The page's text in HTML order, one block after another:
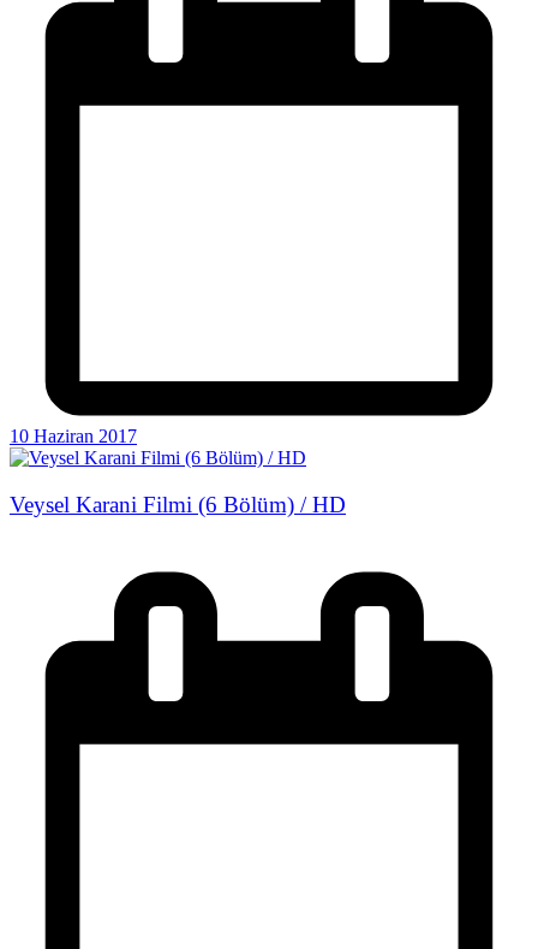
10 Haziran 2017
Veysel Karani Filmi (6 Bölüm) / HD